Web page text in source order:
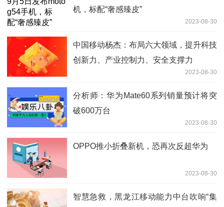
机，标配“奢感臻皮”
2023-08-30
中国移动杨杰：布局六大领域，提升科技
创新力、产业控制力、安全支撑力
2023-08-30
分析师：华为Mate60系列销量预计将突
破600万台
2023-08-30
OPPO推小折叠新机，恐再次反超华为
2023-08-30
智慧急救，黑龙江移动能力中台吹响“集